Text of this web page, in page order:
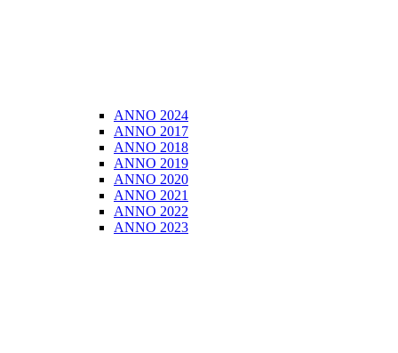
ANNO 2024
ANNO 2017
ANNO 2018
ANNO 2019
ANNO 2020
ANNO 2021
ANNO 2022
ANNO 2023